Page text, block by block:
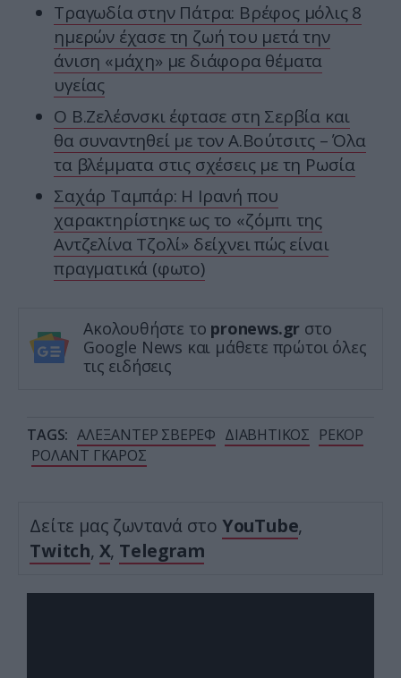
Τραγωδία στην Πάτρα: Βρέφος μόλις 8
ημερών έχασε τη ζωή του μετά την
άνιση «μάχη» με διάφορα θέματα
υγείας
Ο Β.Ζελέσνσκι έφτασε στη Σερβία και
θα συναντηθεί με τον Α.Βούτσιτς – Όλα
τα βλέμματα στις σχέσεις με τη Ρωσία
Σαχάρ Ταμπάρ: Η Ιρανή που
χαρακτηρίστηκε ως το «ζόμπι της
Αντζελίνα Τζολί» δείχνει πώς είναι
πραγματικά (φωτο)
Ακολουθήστε το pronews.gr στο
Google News και μάθετε πρώτοι όλες
τις ειδήσεις
TAGS: ΑΛΕΞΑΝΤΕΡ ΣΒΕΡΕΦ ΔΙΑΒΗΤΙΚΟΣ ΡΕΚΟΡ
ΡΟΛΑΝΤ ΓΚΑΡΟΣ
Δείτε μας ζωντανά στο YouTube,
Twitch, X, Telegram